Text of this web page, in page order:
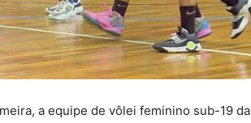
a equipe de vôlei feminino sub-19 da